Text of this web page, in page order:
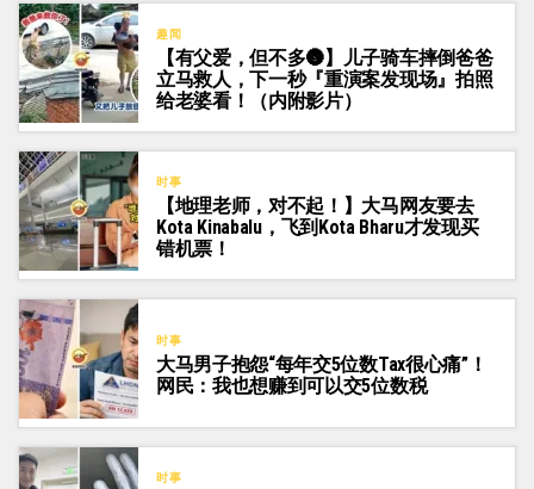
趣闻
【有父爱，但不多🌚】儿子骑车摔倒爸爸
立马救人，下一秒『重演案发现场』拍照
给老婆看！（内附影片）
时事
【地理老师，对不起！】大马网友要去
Kota Kinabalu，飞到Kota Bharu才发现买
错机票！
时事
大马男子抱怨“每年交5位数Tax很心痛”！
网民：我也想赚到可以交5位数税
时事